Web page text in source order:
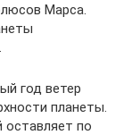
Марса.
год ветер
планеты.
оставляет по